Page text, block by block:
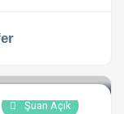
Şuan Açık